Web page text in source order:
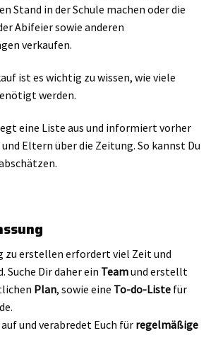
Stand in der Schule machen oder die
Abifeier sowie anderen
verkaufen.
ist es wichtig zu wissen, wie viele
werden.
eine Liste aus und informiert vorher
Eltern über die Zeitung. So kannst Du
zu erstellen erfordert viel Zeit und
Suche Dir daher ein Teamund erstellt
Plan, sowie eine To-do-Listefür
und verabredet Euch für regelmäßige